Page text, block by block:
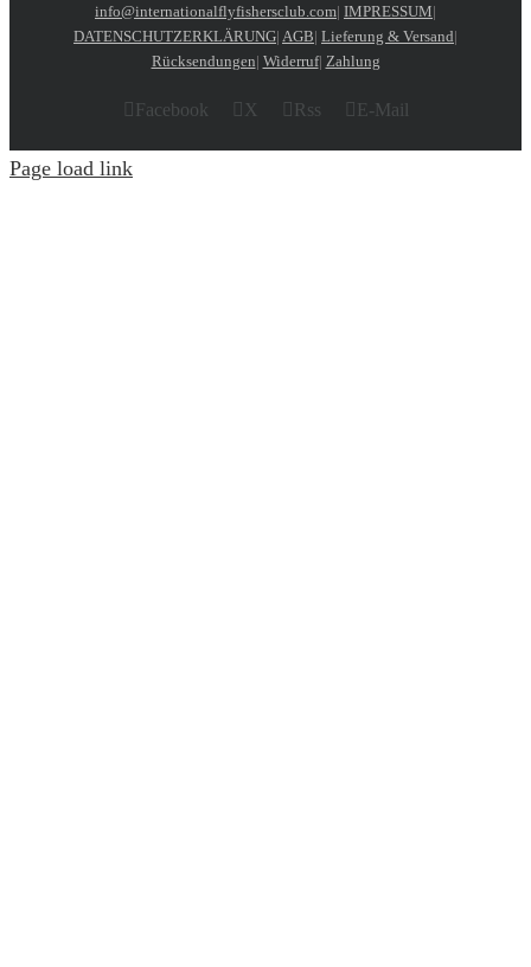
info@internationalflyfishersclub.com| IMPRESSUM|
DATENSCHUTZERKLÄRUNG| AGB| Lieferung & Versand|
Rücksendungen| Widerruf| Zahlung
Facebook X Rss E-Mail
Page load link